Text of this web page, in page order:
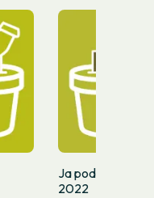
Ja podeu votar
2022